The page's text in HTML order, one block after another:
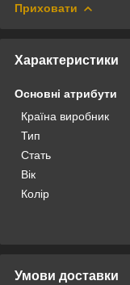
Приховати
Характеристики
Основні атрибути
Країна виробник
Тип
Стать
Вік
Колір
Умови доставки